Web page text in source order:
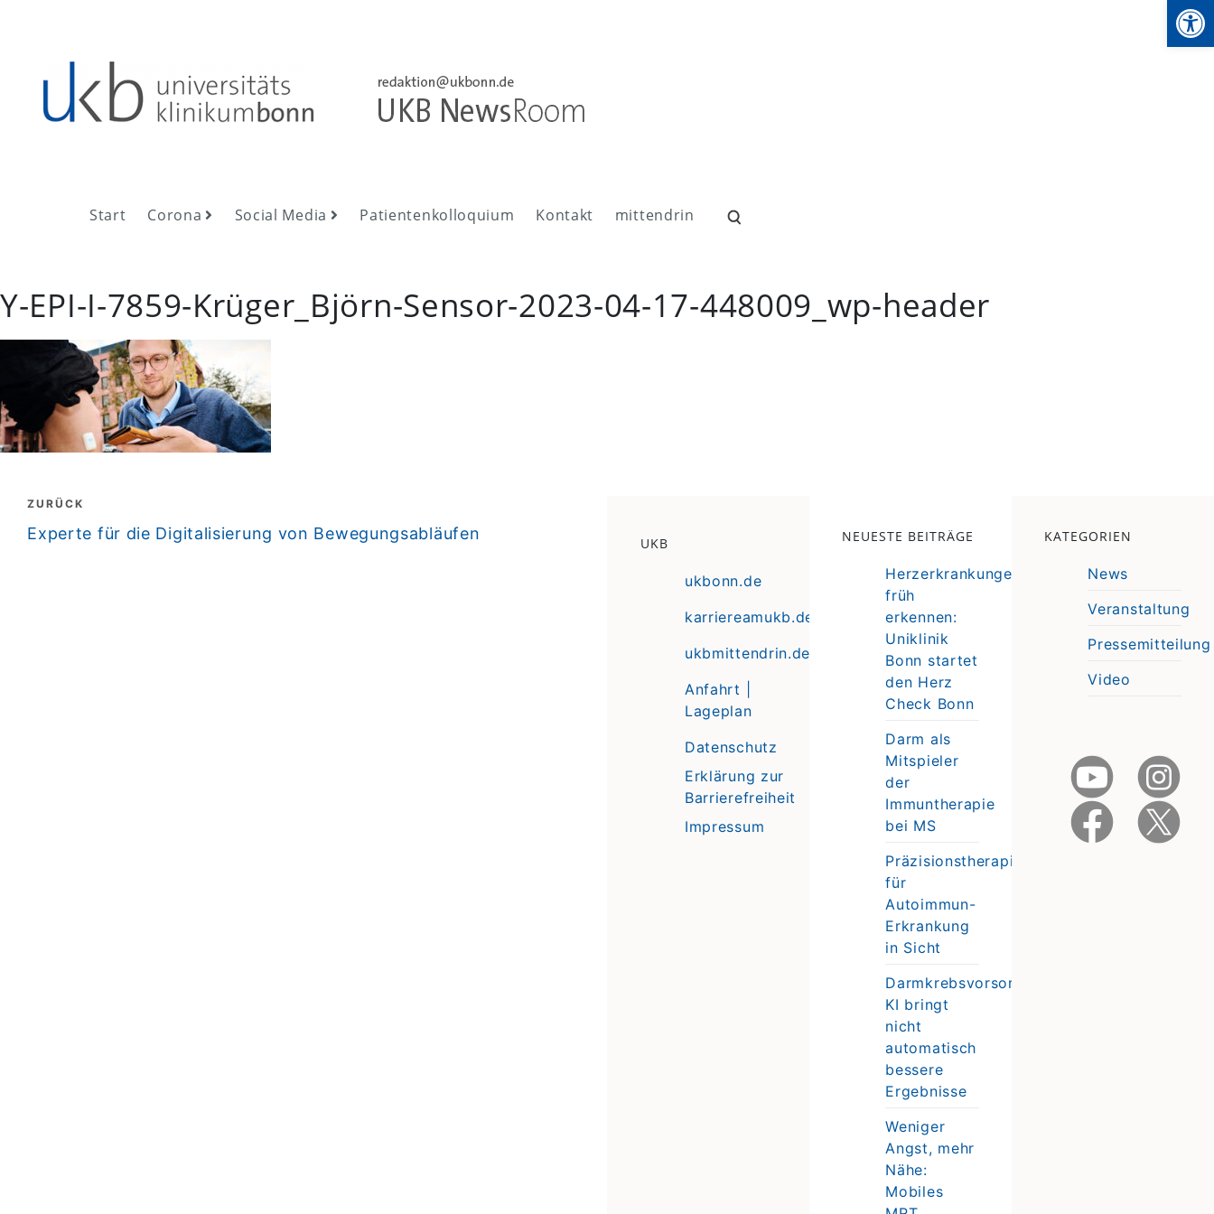
Start Corona Social Media Patientenkolloquium Kontakt mittendrin
Suchen
Y-EPI-I-7859-Krüger_Björn-Sensor-2023-04-17-448009_wp-header
Beitragsnavigation
ZURÜCK
zurück
Experte für die Digitalisierung von Bewegungsabläufen
UKB
ukbonn.de
karriereamukb.de
ukbmittendrin.de
Anfahrt |
Lageplan
Datenschutz
Erklärung zur
Barrierefreiheit
Impressum
NEUESTE BEITRÄGE
Herzerkrankungen
früh
erkennen:
Uniklinik
Bonn startet
den Herz
Check Bonn
Darm als
Mitspieler
der
Immuntherapie
bei MS
Präzisionstherapie
für
Autoimmun-
Erkrankung
in Sicht
Darmkrebsvorsorge:
KI bringt
nicht
automatisch
bessere
Ergebnisse
Weniger
Angst, mehr
Nähe:
Mobiles
KATEGORIEN
News
Veranstaltung
Pressemitteilung
Video